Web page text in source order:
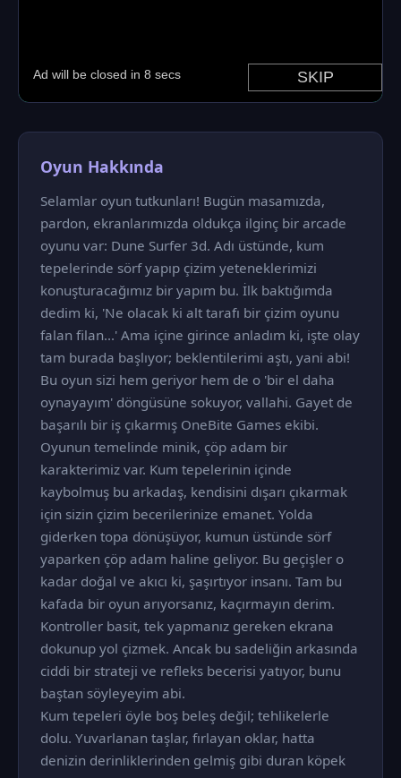
Oyun Hakkında
Selamlar oyun tutkunları! Bugün masamızda,
pardon, ekranlarımızda oldukça ilginç bir arcade
oyunu var: Dune Surfer 3d. Adı üstünde, kum
tepelerinde sörf yapıp çizim yeteneklerimizi
konuşturacağımız bir yapım bu. İlk baktığımda
dedim ki, 'Ne olacak ki alt tarafı bir çizim oyunu
falan filan...' Ama içine girince anladım ki, işte olay
tam burada başlıyor; beklentilerimi aştı, yani abi!
Bu oyun sizi hem geriyor hem de o 'bir el daha
oynayayım' döngüsüne sokuyor, vallahi. Gayet de
başarılı bir iş çıkarmış OneBite Games ekibi.
Oyunun temelinde minik, çöp adam bir
karakterimiz var. Kum tepelerinin içinde
kaybolmuş bu arkadaş, kendisini dışarı çıkarmak
için sizin çizim becerilerinize emanet. Yolda
giderken topa dönüşüyor, kumun üstünde sörf
yaparken çöp adam haline geliyor. Bu geçişler o
kadar doğal ve akıcı ki, şaşırtıyor insanı. Tam bu
kafada bir oyun arıyorsanız, kaçırmayın derim.
Kontroller basit, tek yapmanız gereken ekrana
dokunup yol çizmek. Ancak bu sadeliğin arkasında
ciddi bir strateji ve refleks becerisi yatıyor, bunu
baştan söyleyeyim abi.
Kum tepeleri öyle boş beleş değil; tehlikelerle
dolu. Yuvarlanan taşlar, fırlayan oklar, hatta
denizin derinliklerinden gelmiş gibi duran köpek